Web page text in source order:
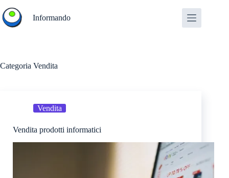
al
contenuto
Informando
Categoria Vendita
Vendita
Vendita prodotti informatici